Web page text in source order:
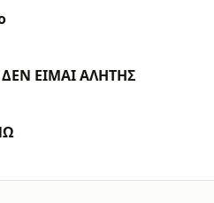
ΕΙΜΑΙ ΑΛΗΤΗΣ